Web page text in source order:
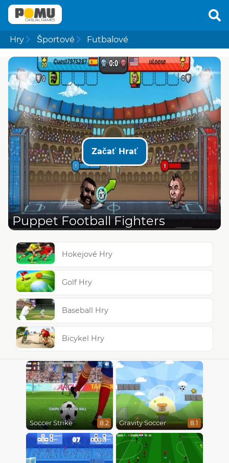
Hry Športové Futbalové
Začať Hrať
Puppet Football Fighters
Hokejové Hry
Golf Hry
Baseball Hry
Bicykel Hry
Soccer Strike 8.2 Gravity Soccer 8.1